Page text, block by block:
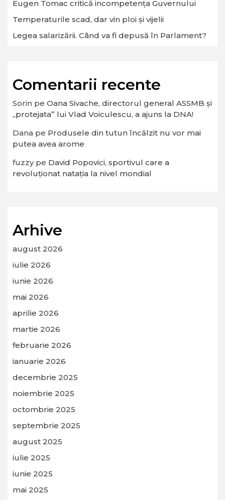
Eugen Tomac critică incompetența Guvernului
Temperaturile scad, dar vin ploi și vijelii
Legea salarizării. Când va fi depusă în Parlament?
Comentarii recente
Sorin pe Oana Sivache, directorul general ASSMB și
„protejata” lui Vlad Voiculescu, a ajuns la DNA!
Dana pe Produsele din tutun încălzit nu vor mai
putea avea arome
fuzzype David Popovici, sportivul care a
revoluționat natația la nivel mondial
Arhive
august 2026
iulie 2026
iunie 2026
mai 2026
aprilie 2026
martie 2026
februarie 2026
ianuarie 2026
decembrie 2025
noiembrie 2025
octombrie 2025
septembrie 2025
august 2025
iulie 2025
iunie 2025
mai 2025